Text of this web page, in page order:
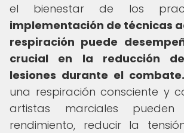
el bienestar de los
implementación de técnicas
respiración puede
crucial en la reducción
lesiones durante el combate.
una respiración consciente y
artistas marciales
rendimiento, reducir la